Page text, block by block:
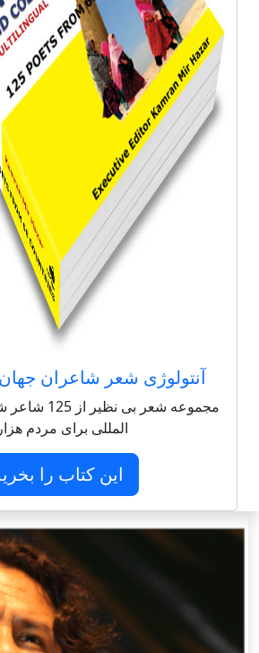
آنتولوژی شعر شاعران
مجموعه شعر
المللی برای مردم
این کتاب را